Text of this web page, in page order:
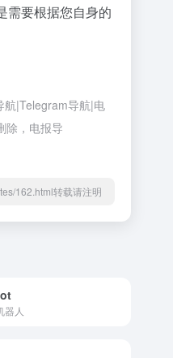
需要根据您自身的
航|Telegram导航|电
除，电报导
162.html转载请注明
器人